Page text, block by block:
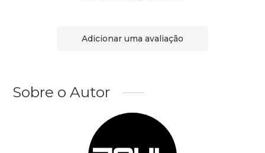
Adicionar uma avaliação
Sobre o Autor